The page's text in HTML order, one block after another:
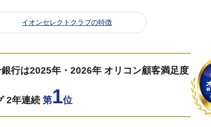
イオンセレクトクラブの特徴
行は2025年・2026年 オリコン顧客満足度
2年連続 第1位